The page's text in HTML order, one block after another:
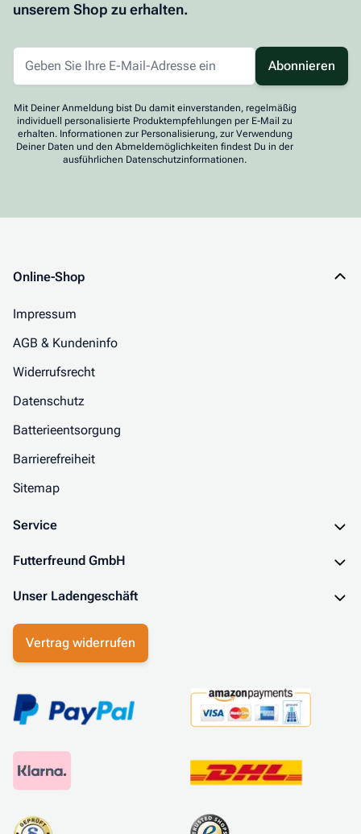
unserem Shop zu erhalten.
Abonnieren
Mit Deiner Anmeldung bist Du damit einverstanden, regelmäßig
individuell personalisierte Produktempfehlungen per E-Mail zu
erhalten. Informationen zur Personalisierung, zur Verwendung
Deiner Daten und den Abmeldemöglichkeiten findest Du in der
ausführlichen Datenschutzinformationen.
Online-Shop
Impressum
AGB & Kundeninfo
Widerrufsrecht
Datenschutz
Batterieentsorgung
Barrierefreiheit
Sitemap
Service
Futterfreund GmbH
Unser Ladengeschäft
Vertrag widerrufen